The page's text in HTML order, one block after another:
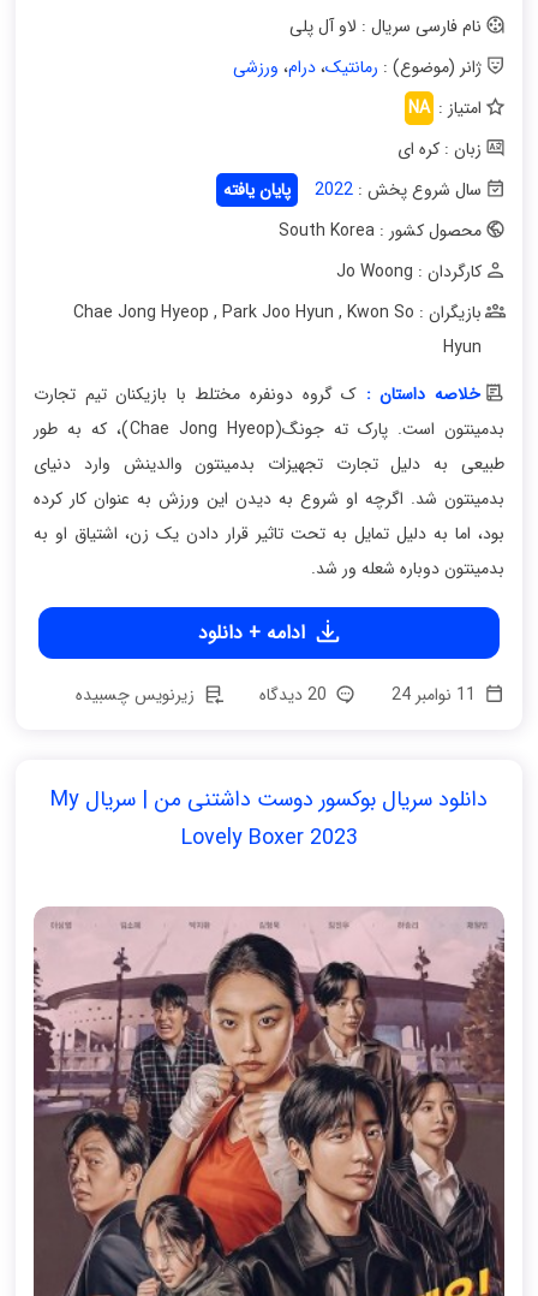
نام فارسی سریال : لاو آل پلی
ژانر (موضوع) : رمانتیک،درام، ورزشی
امتیاز : NA
زبان : کره ای
سال شروع پخش :2022
پایان یافته
محصول کشور : South Korea
کارگردان : Jo Woong
بازیگران : Chae Jong Hyeop
, Park Joo Hyun , Kwon So
Hyun
خلاصه داستان : ک گروه دونفره مختلط با بازیکنان تیم تجارت
بدمینتون است. پارک ته جونگ(Chae Jong Hyeop)، که به طور
طبیعی به دلیل تجارت تجهیزات بدمینتون والدینش وارد دنیای
بدمینتون شد. اگرچه او شروع به دیدن این ورزش به عنوان کار کرده
بود، اما به دلیل تمایل به تحت تاثیر قرار دادن یک زن، اشتیاق او به
بدمینتون دوباره شعله ور شد.
ادامه + دانلود
زیرنویس چسبیده
دانلود سریال بوکسور دوست داشتنی من | سریال My
Lovely Boxer 2023